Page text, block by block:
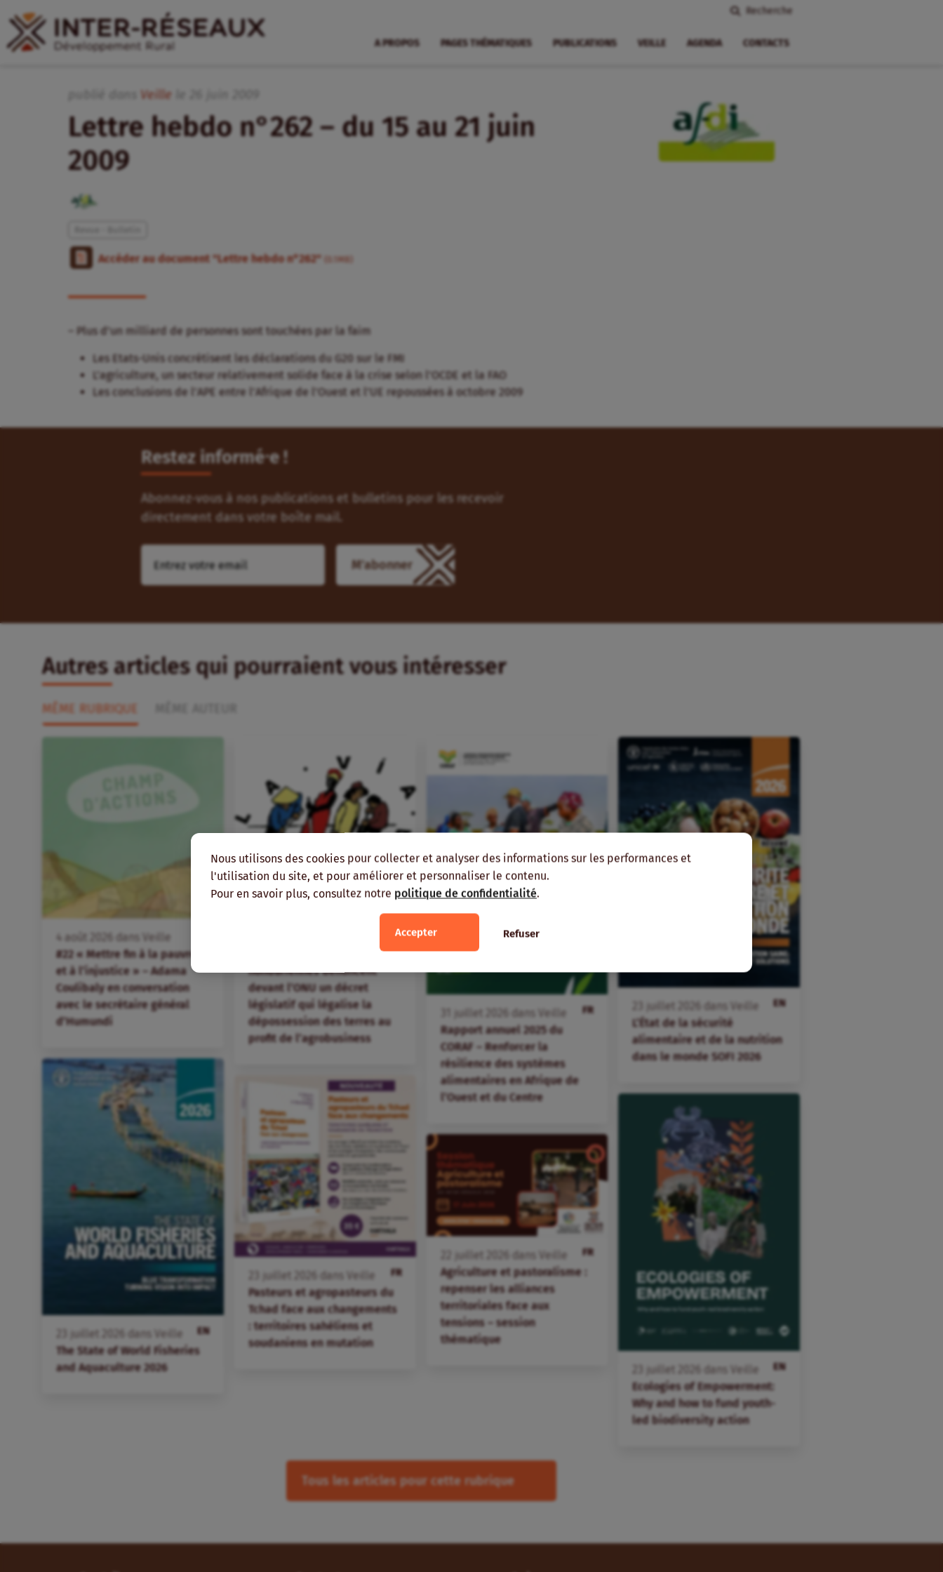
Nous utilisons des cookies pour collecter et analyser des informations sur les performances et
l'utilisation du site, et pour améliorer et personnaliser le contenu.
Pour en savoir plus, consultez notre politique de confidentialité.
Accepter Refuser
Recherche
A PROPOS PAGES THÉMATIQUES PUBLICATIONS VEILLE AGENDA CONTACTS
Veille
Lettre hebdo n°262 – du 15 au 21 juin
2009
Accéder au document "Lettre hebdo n°262" (0.1MB)
– Plus d’un milliard de personnes sont touchées par la faim
Les Etats-Unis concrétisent les déclarations du G20 sur le FMI
L’agriculture, un secteur relativement solide face à la crise selon l’OCDE et la FAO
Les conclusions de l’APE entre l’Afrique de l’Ouest et l’UE repoussées à octobre 2009
Restez informé⸱e !
Abonnez-vous à nos publications et bulletins pour les recevoir
directement dans votre boîte mail.
Autres articles qui pourraient vous intéresser
MÊME RUBRIQUE
4 août dans
Veille
#22 « Mettre fin à la pauvreté
et à l’injustice » – Adama
Coulibaly en conversation
avec le secrétaire général
d’Humundi
FR
Des organisations paysannes
honduriennes dénoncent
devant l’ONU un décret
législatif qui légalise la
dépossession des terres au
profit de l’agrobusiness
FR
juillet dans
Veille
Rapport annuel 2025 du
CORAF – Renforcer la
résilience des systèmes
alimentaires en Afrique de
l’Ouest et du Centre
EN
juillet dans
Veille
L’État de la sécurité
alimentaire et de la nutrition
dans le monde SOFI 2026
EN
juillet dans
Veille
The State of World Fisheries
and Aquaculture 2026
FR
juillet dans
Veille
Pasteurs et agropasteurs du
Tchad face aux changements
: territoires sahéliens et
soudaniens en mutation
EN
juillet dans
Veille
Ecologies of Empowerment:
Why and how to fund youth-
led biodiversity action
FR
juillet dans
Veille
Agriculture et pastoralisme :
repenser les alliances
territoriales face aux
tensions – session
thématique
Tous les articles pour cette rubrique